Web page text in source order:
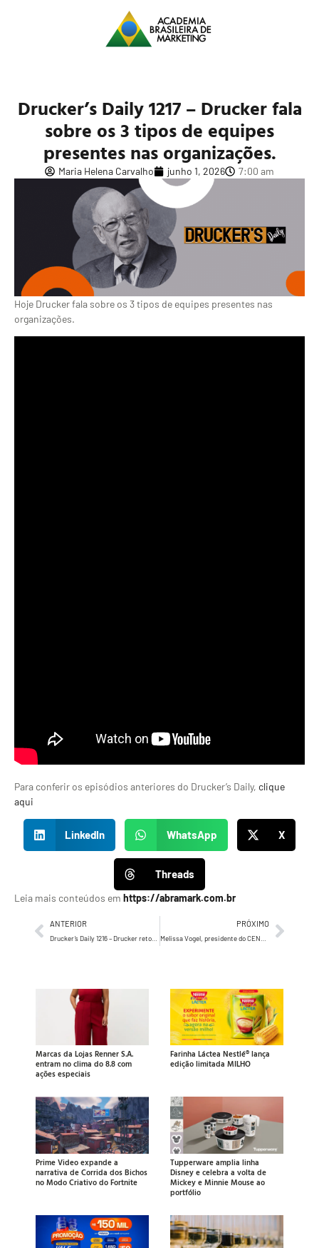
Drucker’s Daily 1217 – Drucker fala
sobre os 3 tipos de equipes
presentes nas organizações.
Maria Helena Carvalho junho 1, 2026 7:00 am
Hoje Drucker fala sobre os 3 tipos de equipes presentes nas
organizações.
Para conferir os episódios anteriores do Drucker’s Daily, clique
aqui
LinkedIn WhatsApp X
Threads
Leia mais conteúdos em https://abramark.com.br
ANTERIOR PRÓXIMO
Marcas da Lojas Renner S.A.
entram no clima do 8.8 com
ações especiais
Farinha Láctea Nestlé® lança
edição limitada MILHO
Prime Video expande a
narrativa de Corrida dos Bichos
no Modo Criativo do Fortnite
Tupperware amplia linha
Disney e celebra a volta de
Mickey e Minnie Mouse ao
portfólio